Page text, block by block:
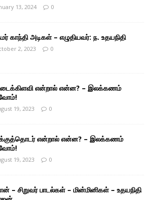
13, 2024 0
காந்தி அடிகள் – எழுதியவர்: ந. உதயநிதி
2, 2023 0
என்றால் என்ன? – இலக்கணம்
19, 2023 0
என்றால் என்ன? – இலக்கணம்
19, 2023 0
– சிறுவர் பாடல்கள் – மின்மினிகள் – உதயநிதி